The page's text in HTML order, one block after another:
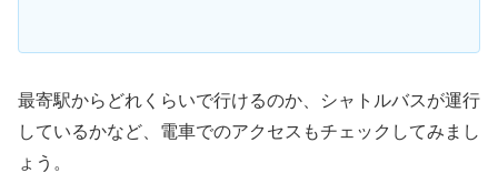
最寄駅からどれくらいで行けるのか、シャトルバスが運行
しているかなど、電車でのアクセスもチェックしてみまし
ょう。